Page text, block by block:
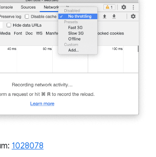
1028078